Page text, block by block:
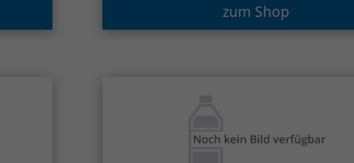
zum Shop